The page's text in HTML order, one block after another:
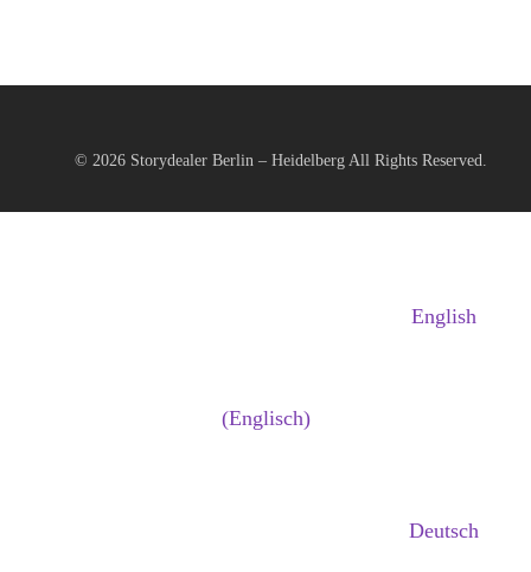
© 2026 Storydealer Berlin – HeidelbergAll Rights Reserved.
English
(Englisch)
Deutsch